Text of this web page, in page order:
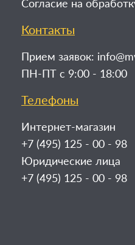
Согласие на
Контакты
Прием заявок:
ПН-ПТ с 9:00 - 18:00
Телефоны
Интернет-магазин
+7 (495) 125 - 00 - 98
Юридические лица
+7 (495) 125 - 00 - 98